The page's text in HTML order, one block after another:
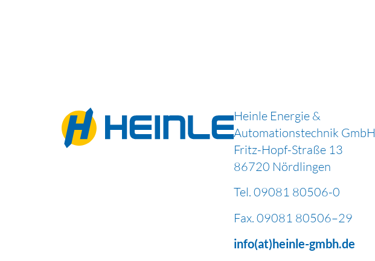
Heinle Energie &
Automationstechnik GmbH
Fritz-Hopf-Straße 13
86720 Nördlingen
Tel. 09081 80506-0
Fax. 09081 80506–29
info(at)heinle-gmbh.de